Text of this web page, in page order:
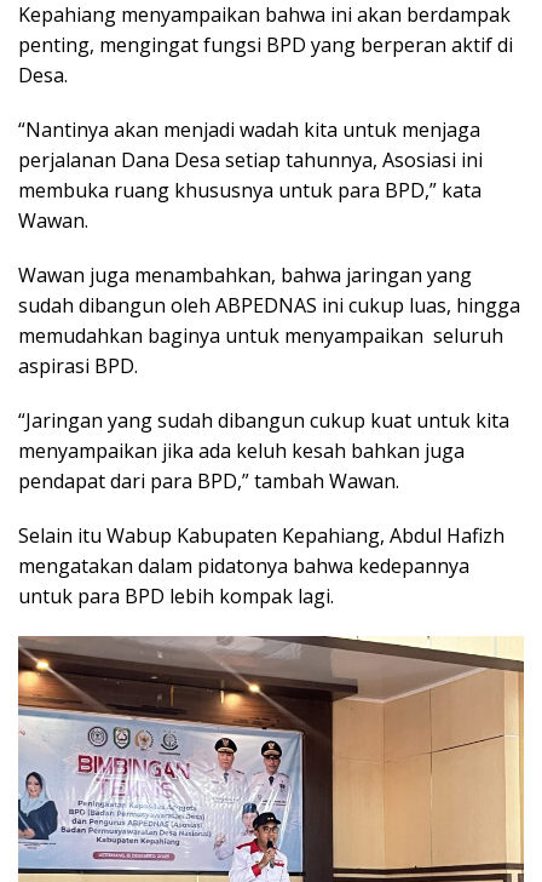
Kepahiang menyampaikan bahwa ini akan berdampak
penting, mengingat fungsi BPD yang berperan aktif di
Desa.
“Nantinya akan menjadi wadah kita untuk menjaga
perjalanan Dana Desa setiap tahunnya, Asosiasi ini
membuka ruang khususnya untuk para BPD,” kata
Wawan.
Wawan juga menambahkan, bahwa jaringan yang
sudah dibangun oleh ABPEDNAS ini cukup luas, hingga
memudahkan baginya untuk menyampaikan seluruh
aspirasi BPD.
“Jaringan yang sudah dibangun cukup kuat untuk kita
menyampaikan jika ada keluh kesah bahkan juga
pendapat dari para BPD,” tambah Wawan.
Selain itu Wabup Kabupaten Kepahiang, Abdul Hafizh
mengatakan dalam pidatonya bahwa kedepannya
untuk para BPD lebih kompak lagi.